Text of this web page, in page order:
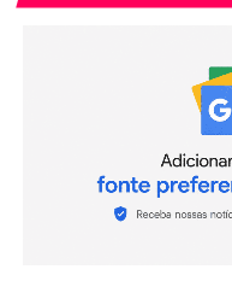
na ação pensando nos
Copy
Link